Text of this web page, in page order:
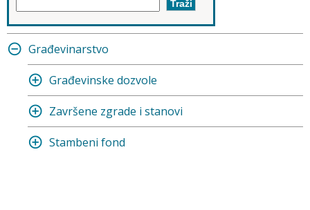
Građevinarstvo
Građevinske dozvole
Završene zgrade i stanovi
Stambeni fond